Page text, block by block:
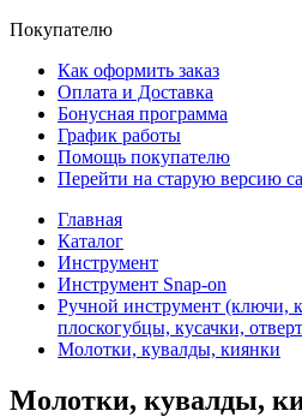
Покупателю
Как оформить заказ
Оплата и Доставка
Бонусная программа
График работы
Помощь покупателю
Перейти на старую версию
Главная
Каталог
Инструмент
Инструмент Snap-on
Ручной инструмент (ключи,
плоскогубцы, кусачки,
Молотки, кувалды, киянки
Молотки, кувалды,